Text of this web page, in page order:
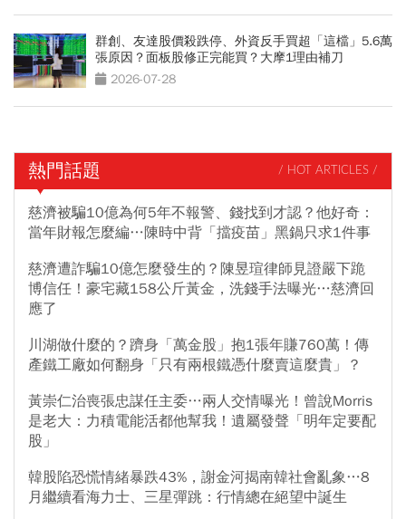
群創、友達股價殺跌停、外資反手買超「這檔」5.6萬
張原因？面板股修正完能買？大摩1理由補刀
2026-07-28
熱門話題 / HOT ARTICLES /
慈濟被騙10億為何5年不報警、錢找到才認？他好奇：
當年財報怎麼編…陳時中背「擋疫苗」黑鍋只求1件事
慈濟遭詐騙10億怎麼發生的？陳昱瑄律師見證嚴下跪
博信任！豪宅藏158公斤黃金，洗錢手法曝光…慈濟回
應了
川湖做什麼的？躋身「萬金股」抱1張年賺760萬！傳
產鐵工廠如何翻身「只有兩根鐵憑什麼賣這麼貴」？
黃崇仁治喪張忠謀任主委…兩人交情曝光！曾說Morris
是老大：力積電能活都他幫我！遺屬發聲「明年定要配
股」
韓股陷恐慌情緒暴跌43%，謝金河揭南韓社會亂象…8
月繼續看海力士、三星彈跳：行情總在絕望中誕生